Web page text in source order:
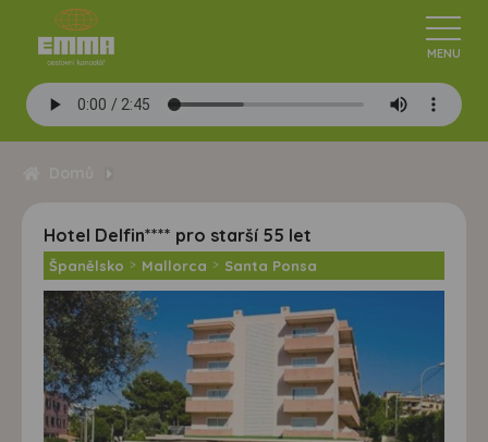
Hotel Delfin**** pro starší 55 let
Španělsko > Mallorca > Santa Ponsa